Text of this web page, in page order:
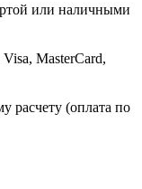
или наличными
MasterCard,
расчету (оплата по